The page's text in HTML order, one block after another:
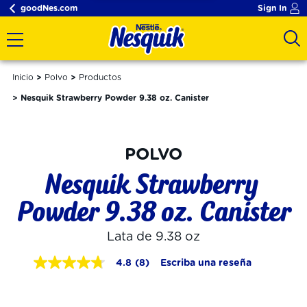
goodNes.com Sign In
Inicio Polvo
Productos
Nesquik Strawberry Powder 9.38 oz. Canister
POLVO
Nesquik Strawberry
Powder 9.38 oz. Canister
Lata de 9.38 oz
4.8
4.8 (8) Escriba una reseña